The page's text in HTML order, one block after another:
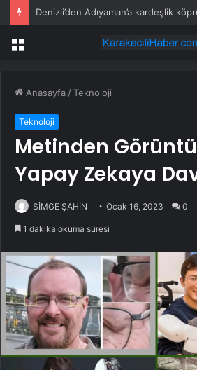
Denizli’den Adıyaman’a kardeşlik
Menü
Anasayfa /Teknoloji
Teknoloji
Metinden
Yapay Zekaya
SİMGE ŞAHİN Ocak 16, 2023 0
1 dakika okuma süresi